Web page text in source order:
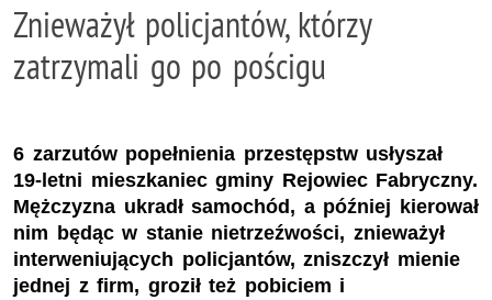
Znieważył policjantów, którzy
zatrzymali go po pościgu
6 zarzutów popełnienia przestępstw usłyszał
19-letni mieszkaniec gminy Rejowiec Fabryczny.
Mężczyzna ukradł samochód, a później kierował
nim będąc w stanie nietrzeźwości, znieważył
interweniujących policjantów, zniszczył mienie
jednej z firm, groził też pobiciem i